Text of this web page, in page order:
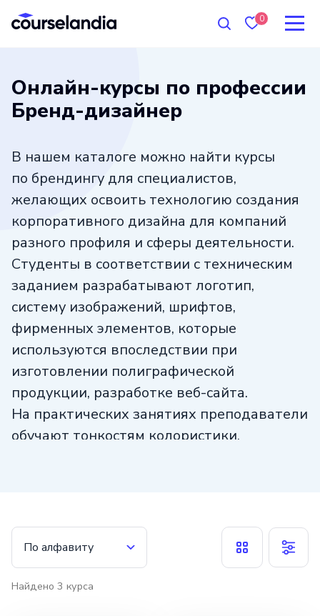
0
Онлайн-курсы по профессии
Бренд-дизайнер
В нашем каталоге можно найти курсы
по брендингу для специалистов,
желающих освоить технологию создания
корпоративного дизайна для компаний
разного профиля и сферы деятельности.
Студенты в соответствии с техническим
заданием разрабатывают логотип,
систему изображений, шрифтов,
фирменных элементов, которые
используются впоследствии при
изготовлении полиграфической
продукции, разработке веб-сайта.
На практических занятиях преподаватели
обучают тонкостям колористики,
По алфавиту
Найдено 3 курса